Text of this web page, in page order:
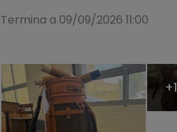
Termina a 09/09/2026 11:00
+1